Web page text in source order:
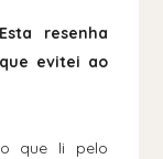
Esta resenha
evitei ao
que li pelo